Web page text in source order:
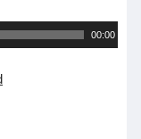
00:00